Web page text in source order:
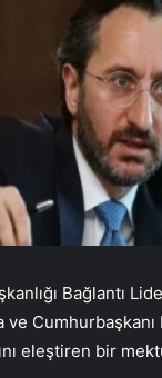
Bağlantı
ve
eleştiren bir